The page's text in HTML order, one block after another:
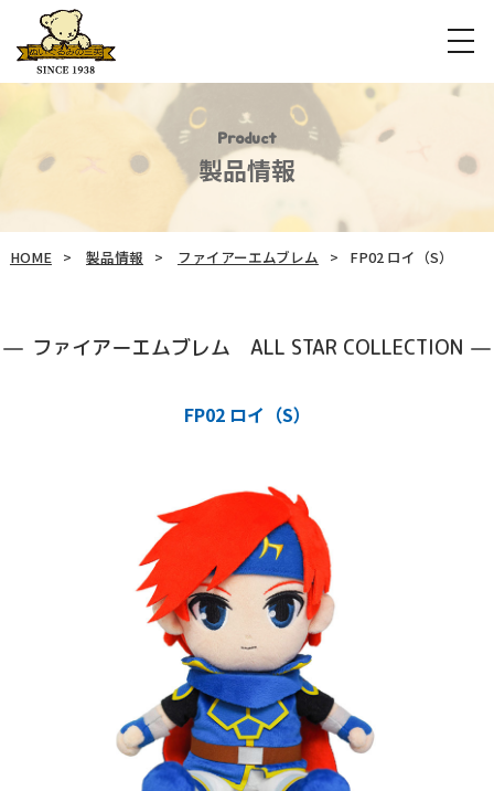
Product
製品情報
HOME 製品情報 ファイアーエムブレム FP02 ロイ（S）
ファイアーエムブレム ALL STAR COLLECTION
FP02 ロイ（S）